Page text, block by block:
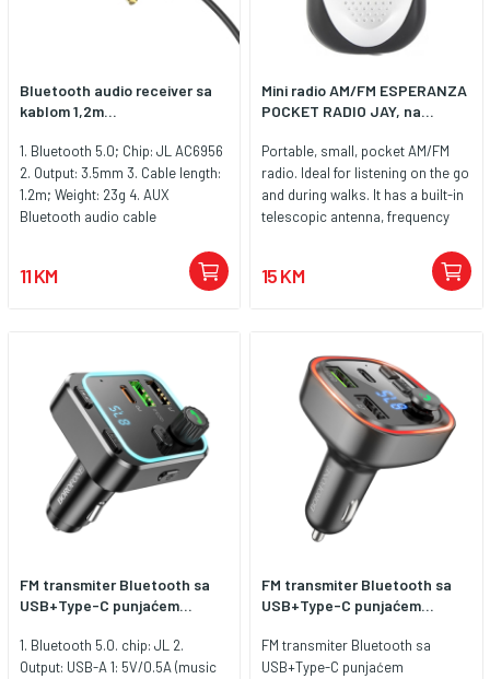
Bluetooth audio receiver sa
kablom 1,2m...
1. Bluetooth 5.0; Chip: JL AC6956
2. Output: 3.5mm 3. Cable length:
1.2m; Weight: 23g 4. AUX
Bluetooth audio cable
11 KM
Mini radio AM/FM ESPERANZA
POCKET RADIO JAY, na...
Portable, small, pocket AM/FM
radio. Ideal for listening on the go
and during walks. It has a built-in
telescopic antenna, frequency
indicator. TECHNICAL DATA:
usage indicator Frequency range
switch Frequency and volume
control 3,5mm Jack socket for
Headphones POWER: 2 x AA 1.5V
(not included)
15 KM
FM transmiter Bluetooth sa
USB+Type-C punjaćem...
1. Bluetooth 5.0. chip: JL 2.
Output: USB-A 1: 5V/0.5A (music
FM transmiter Bluetooth sa
USB+Type-C punjaćem...
FM transmiter Bluetooth sa
USB+Type-C punjaćem